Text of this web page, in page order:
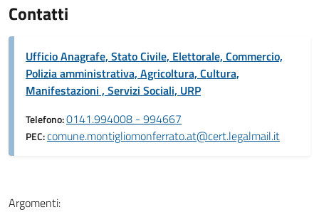
Contatti
Ufficio Anagrafe, Stato Civile, Elettorale, Commercio,
Polizia amministrativa, Agricoltura, Cultura,
Manifestazioni , Servizi Sociali, URP
Telefono:0141.994008 - 994667
PEC:comune.montigliomonferrato.at@cert.legalmail.it
Argomenti: